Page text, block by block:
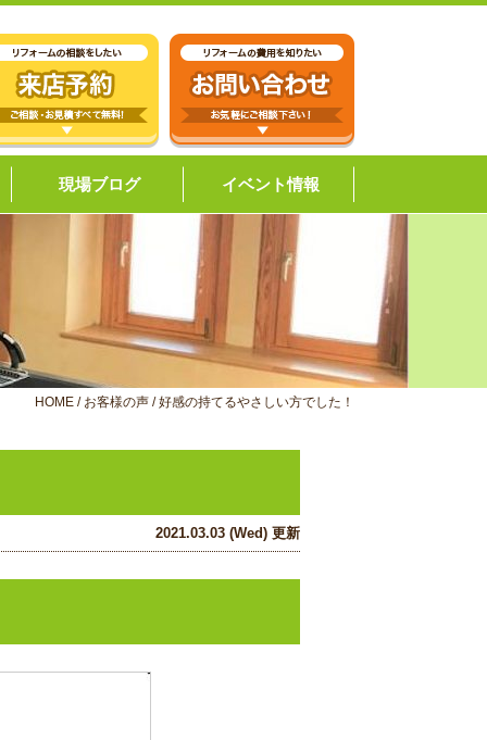
現場ブログ イベント情報
HOME / お客様の声 /好感の持てるやさしい方でした！
2021.03.03 (Wed) 更新